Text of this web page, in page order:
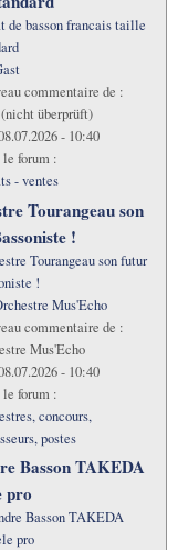
de basson francais taille
commentaire de :
überprüft)
- 10:40
le forum :
- ventes
Tourangeau son
!
Tourangeau son futur
!
Mus'Echo
commentaire de :
Mus'Echo
- 10:40
le forum :
concours,
postes
Basson TAKEDA
pro
Basson TAKEDA
pro